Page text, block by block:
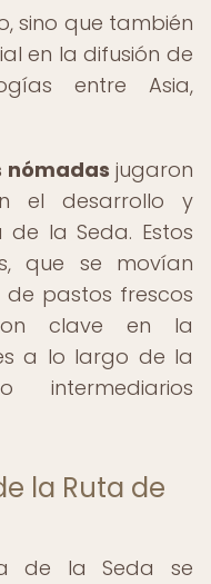
sino que también
en la difusión de
entre Asia,
nómadas jugaron
el desarrollo y
la Seda. Estos
que se movían
pastos frescos
clave en la
a lo largo de la
la Ruta de
de la Seda se